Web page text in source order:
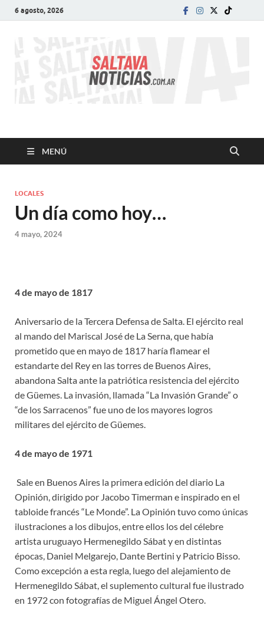
6 agosto, 2026
SALTA VA!
MENÚ
LOCALES
Un día como hoy…
4 mayo, 2024
4 de mayo de 1817
Aniversario de la Tercera Defensa de Salta. El ejército real
al mando del Mariscal José de La Serna, que había
prometido que en mayo de 1817 haría flamear el
estandarte del Rey en las torres de Buenos Aires,
abandona Salta ante la patriótica resistencia del ejército
de Güemes. La invasión, llamada “La Invasión Grande” o
“de los Sarracenos” fue uno de los mayores logros
militares del ejército de Güemes.
4 de mayo de 1971
Sale en Buenos Aires la primera edición del diario La
Opinión, dirigido por Jacobo Timerman e inspirado en el
tabloide francés “Le Monde”. La Opinión tuvo como únicas
ilustraciones a los dibujos, entre ellos los del célebre
artista uruguayo Hermenegildo Sábat y en distintas
épocas, Daniel Melgarejo, Dante Bertini y Patricio Bisso.
Como excepción a esta regla, luego del alejamiento de
Hermenegildo Sábat, el suplemento cultural fue ilustrado
en 1972 con fotografías de Miguel Ángel Otero.